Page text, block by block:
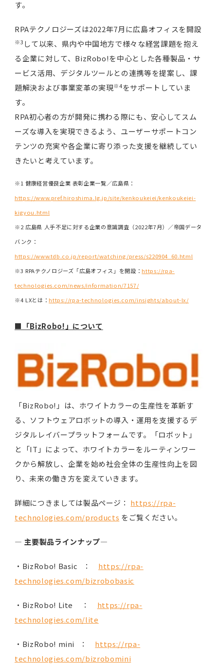
す。
RPAテクノロジーズは2022年7月に広島オフィスを開設
※3 して以来、県内や中国地方で様々な経営課題を抱え
る企業に対して、BizRobo!を中心とした各種製品・サ
ービス活用、デジタルツールとの連携等を提案し、課
題解決および事業変革の実現※4をサポートしていま
す。
RPA初心者の方が開発に携わる際にも、安心してスム
ーズな導入を実現できるよう、ユーザーサポートコン
テンツの充実や各企業に寄り添った支援を継続してい
きたいと考えています。
※1 健康経営優良企業 表彰企業一覧／広島県：
https://www.pref.hiroshima.lg.jp/site/kenkoukeiei/kenkoukeiei-
kigyou.html
※2 広島県 人手不足に対する企業の意識調査（2022年7月）／帝国データ
バンク：
https://www.tdb.co.jp/report/watching/press/s220904_60.html
※3 RPAテクノロジーズ「広島オフィス」を開設：https://rpa-
technologies.com/news/information/7157/
※4 LXとは：https://rpa-technologies.com/insights/about-lx/
■「BizRobo!」について
「BizRobo!」は、ホワイトカラーの生産性を革新す
る、ソフトウェアロボットの導入・運用を支援するデ
ジタルレイバープラットフォームです。「ロボット」
と「IT」によって、ホワイトカラーをルーティンワー
クから解放し、企業を始め社会全体の生産性向上を図
り、未来の働き方を変えていきます。
詳細につきましては製品ページ： https://rpa-
technologies.com/products をご覧ください。
― 主要製品ラインナップ―
・BizRobo! Basic ： https://rpa-
technologies.com/bizrobobasic
・BizRobo! Lite ： https://rpa-
technologies.com/lite
・BizRobo! mini ： https://rpa-
technologies.com/bizrobomini